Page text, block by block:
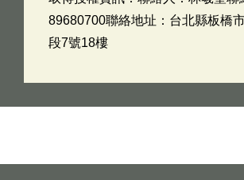
89680700聯絡地址：台北縣板橋
段7號18樓